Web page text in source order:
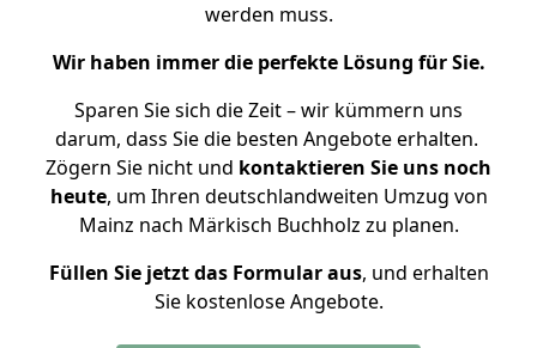
werden muss.
Wir haben immer die perfekte Lösung für Sie.
Sparen Sie sich die Zeit – wir kümmern uns
darum, dass Sie die besten Angebote erhalten.
Zögern Sie nicht und kontaktieren Sie uns noch
heute, um Ihren deutschlandweiten Umzug von
Mainz nach Märkisch Buchholz zu planen.
Füllen Sie jetzt das Formular aus, und erhalten
Sie kostenlose Angebote.